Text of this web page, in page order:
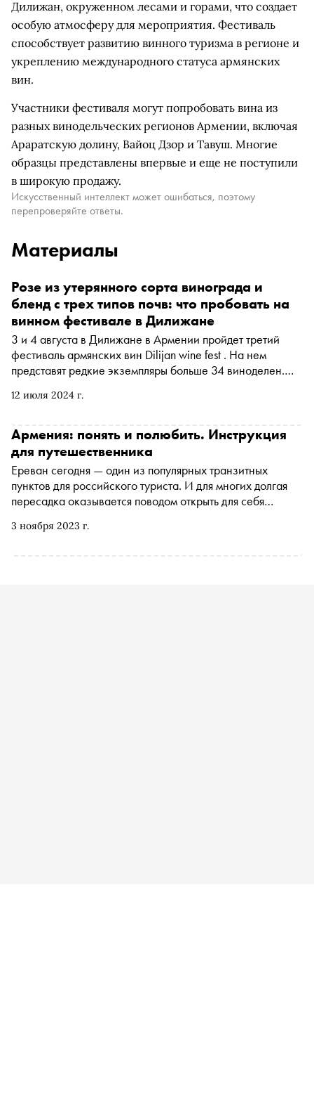
Дилижан, окруженном лесами и горами, что создает
особую атмосферу для мероприятия. Фестиваль
способствует развитию винного туризма в регионе и
укреплению международного статуса армянских
вин.
Участники фестиваля могут попробовать вина из
разных винодельческих регионов Армении, включая
Араратскую долину, Вайоц Дзор и Тавуш. Многие
образцы представлены впервые и еще не поступили
в широкую продажу.
Искусственный интеллект может ошибаться, поэтому
перепроверяйте ответы.
Материалы
12 июля 2024 г.
Розе из утерянного сорта винограда и
бленд с трех типов почв: что пробовать на
винном фестивале в Дилижане
3 и 4 августа в Дилижане в Армении пройдет третий
фестиваль армянских вин Dilijan wine fest . На нем
представят редкие экземпляры больше 34 виноделен.
фестиваля, большинство из которых еще не попали в
3 ноября 2023 г.
Армения: понять и полюбить. Инструкция
для путешественника
Ереван сегодня — один из популярных транзитных
пунктов для российского туриста. И для многих долгая
пересадка оказывается поводом открыть для себя
стране и что посмотреть за пределами столицы